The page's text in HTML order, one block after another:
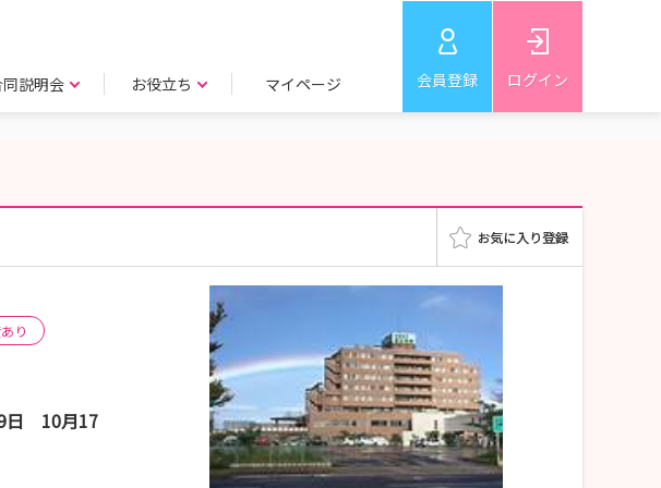
説明会 お役立ち マイページ 会員登録 ログイン
り
日 10月17